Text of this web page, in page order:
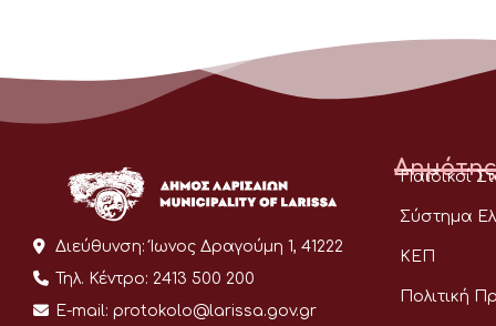
Διεύθυνση: Ίωνος Δραγούμη 1, 41222
Τηλ. Κέντρο: 2413 500 200
E-mail: protokolo@larissa.gov.gr
Παιδικοί
Σύστημα
ΚΕΠ
Πολιτική